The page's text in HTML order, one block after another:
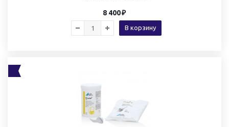
8 400
В корзину